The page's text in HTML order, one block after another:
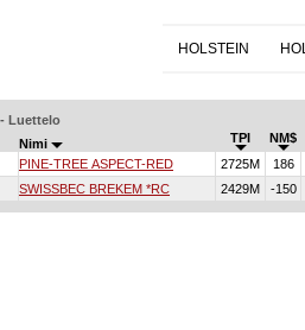
HOLSTEIN
Luettelo
Nimi TPI
NM$
PINE-TREE ASPECT-RED 2725M
186
SWISSBEC BREKEM *RC 2429M -150